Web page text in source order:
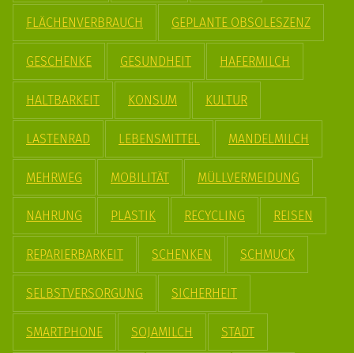
FLÄCHENVERBRAUCH GEPLANTE OBSOLESZENZ
GESCHENKE GESUNDHEIT HAFERMILCH
HALTBARKEIT KONSUM KULTUR
LASTENRAD LEBENSMITTEL MANDELMILCH
MEHRWEG MOBILITÄT MÜLLVERMEIDUNG
NAHRUNG PLASTIK RECYCLING REISEN
REPARIERBARKEIT SCHENKEN SCHMUCK
SELBSTVERSORGUNG SICHERHEIT
SMARTPHONE SOJAMILCH STADT